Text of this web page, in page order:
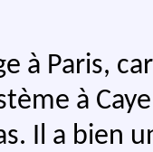
à Paris,
à
Il a bien